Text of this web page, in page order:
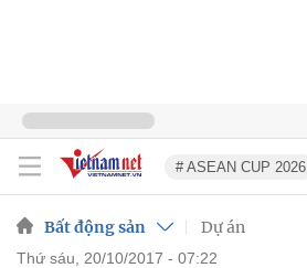
# ASEAN CUP 2026
Bất động sản Dự án
thứ sáu, 20/10/2017 - 07:22